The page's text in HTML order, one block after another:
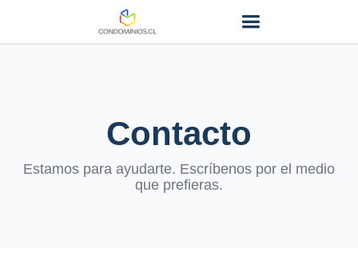
Contacto
Estamos para ayudarte. Escríbenos por el medio
que prefieras.